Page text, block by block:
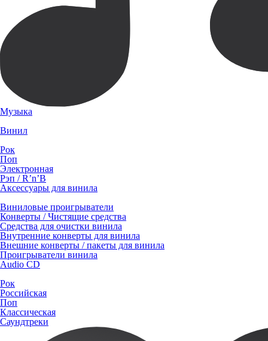
Музыка
Винил
Рок
Поп
Электронная
Рэп / R’n’B
Аксессуары для винила
Виниловые проигрыватели
Конверты / Чистящие средства
Средства для очистки винила
Внутренние конверты для винила
Внешние конверты / пакеты для винила
Проигрыватели винила
Audio CD
Рок
Российская
Поп
Классическая
Саундтреки